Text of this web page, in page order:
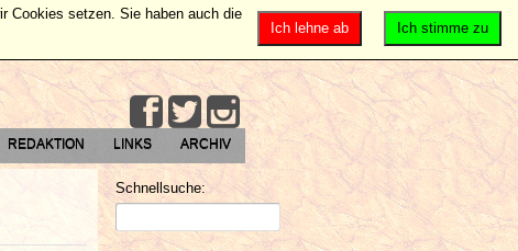
REDAKTION LINKS ARCHIV
Schnellsuche:
Ich stimme zu
Ich lehne ab
Cookies setzen. Sie haben auch die